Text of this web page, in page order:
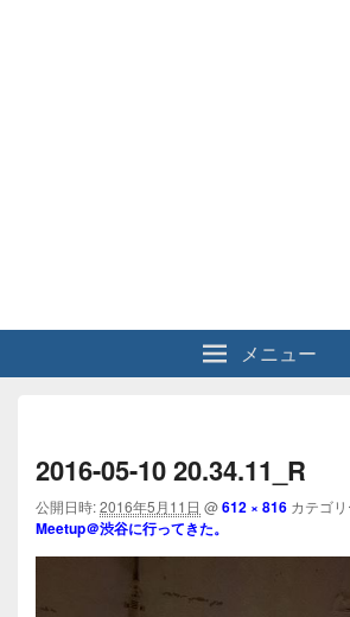
メニュー
2016-05-10 20.34.11_R
公開日時:2016年5月11日 @612 × 816 カテゴ
Meetup＠渋谷に行ってきた。